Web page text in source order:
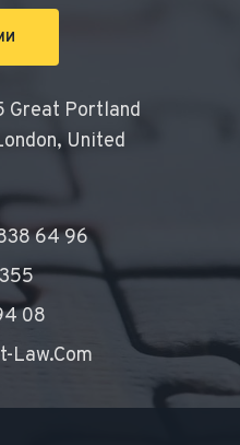
Great Portland
United
64 96
08
Law.com